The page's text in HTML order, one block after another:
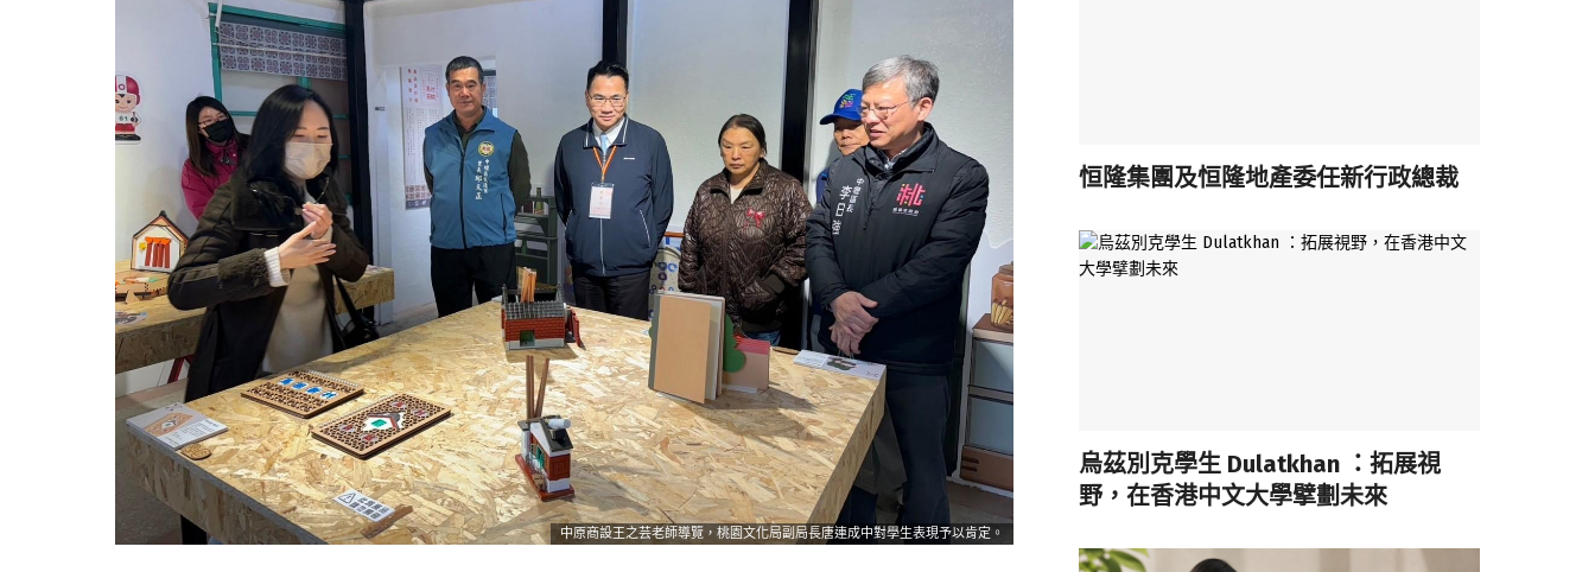
中原商設王之芸老師導覽，桃園文化局副局長唐連成中對學生表現予以肯定。
恒隆集團及恒隆地產委任新行政總裁
烏茲別克學生 Dulatkhan ：拓展視
野，在香港中文大學擘劃未來